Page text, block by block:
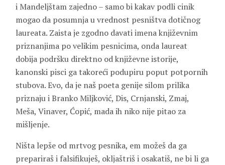
i Mandeljštam zajedno – samo bi kakav podli cinik
mogao da posumnja u vrednost pesništva dotičnog
laureata. Zaista je zgodno davati imena književnim
priznanjima po velikim pesnicima, onda laureat
dobija podršku direktno od književne istorije,
kanonski pisci ga takoreći podupiru poput potpornih
stubova. Evo, da je naš poeta genije silom prilika
priznaju i Branko Miljković, Dis, Crnjanski, Zmaj,
Meša, Vinaver, Ćopić, mada ih niko nije pitao za
mišljenje.
Ništa lepše od mrtvog pesnika, em možeš da ga
prepariraš i falsifikuješ, okljaštriš i osakatiš, ne bi li ga